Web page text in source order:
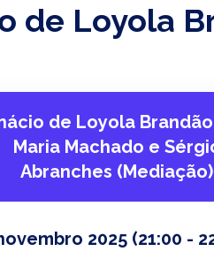
de Loyola
de Loyola
Maria Machado e
Abranches (Mediação)
2025 (21:00 -